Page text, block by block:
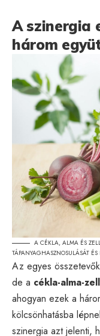
A szinergia
három
A CÉKLA, ALMA ÉS
TÁPANYAGHASZNOSULÁSÁT
Az egyes
de a cékla-alma-
ahogyan ezek a
kölcsönhatásba
szinergia azt jelenti,